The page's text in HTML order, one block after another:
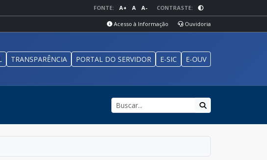
FONTE: A+ A A- CONTRASTE:
Acesso à Informação Ouvidoria
TRANSPARÊNCIA PORTAL DO SERVIDOR E-SIC E-OUV